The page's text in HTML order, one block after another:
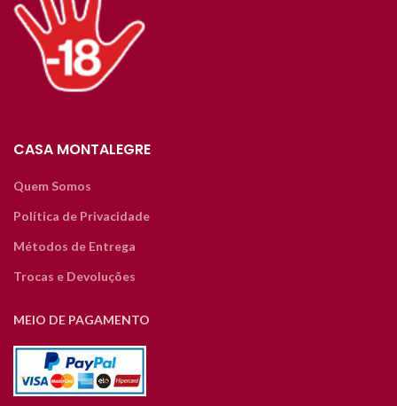
CASA MONTALEGRE
Quem Somos
Política de Privacidade
Métodos de Entrega
Trocas e Devoluções
MEIO DE PAGAMENTO